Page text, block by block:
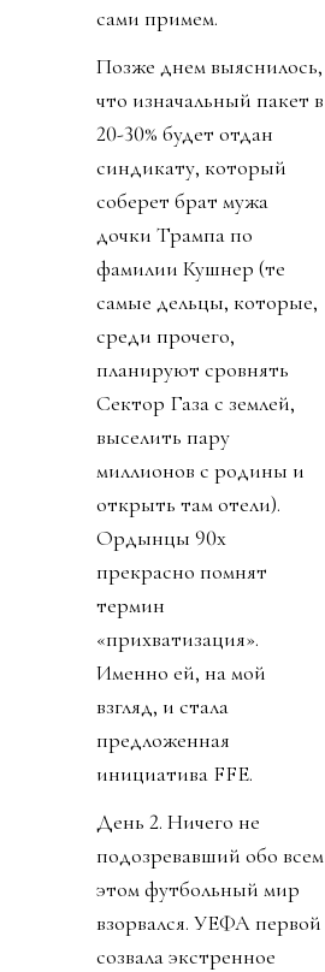
сами примем.
Позже днем выяснилось,
что изначальный пакет в
20-30% будет отдан
синдикату, который
соберет брат мужа
дочки Трампа по
фамилии Кушнер (те
самые дельцы, которые,
среди прочего,
планируют сровнять
Сектор Газа с землей,
выселить пару
миллионов с родины и
открыть там отели).
Ордынцы 90х
прекрасно помнят
термин
«прихватизация».
Именно ей, на мой
взгляд, и стала
предложенная
инициатива FFE.
День 2. Ничего не
подозревавший обо всем
этом футбольный мир
взорвался. УЕФА первой
созвала экстренное